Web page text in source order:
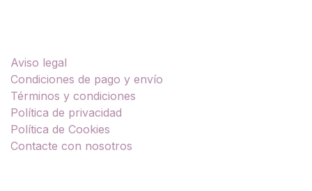
Aviso legal
Condiciones de pago y envío
Términos y condiciones
Política de privacidad
Política de Cookies
Contacte con nosotros